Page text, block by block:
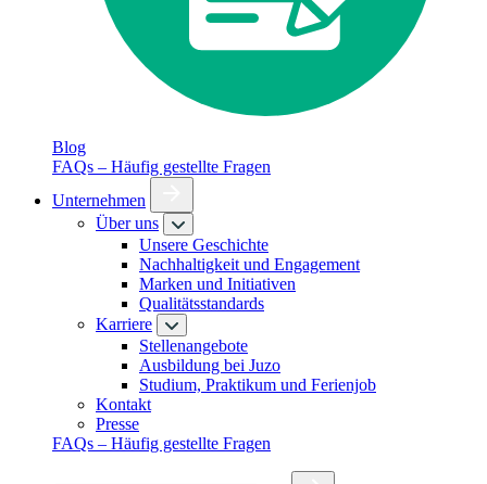
Blog
FAQs – Häufig gestellte Fragen
Unternehmen
Über uns
Unsere Geschichte
Nachhaltigkeit und Engagement
Marken und Initiativen
Qualitätsstandards
Karriere
Stellenangebote
Ausbildung bei Juzo
Studium, Praktikum und Ferienjob
Kontakt
Presse
FAQs – Häufig gestellte Fragen